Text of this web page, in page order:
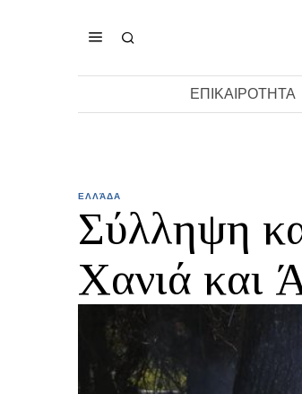
ΕΠΙΚΑΙΡΟΤΗΤΑ
ΕΛΛΆΔΑ
Σύλληψη
Χανιά και